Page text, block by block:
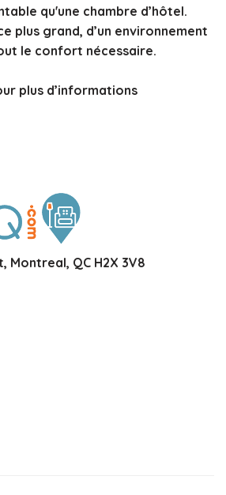
qu'une chambre d’hôtel.
plus grand, d’un environnement
le confort nécessaire.
plus d’informations
Montreal, QC H2X 3V8